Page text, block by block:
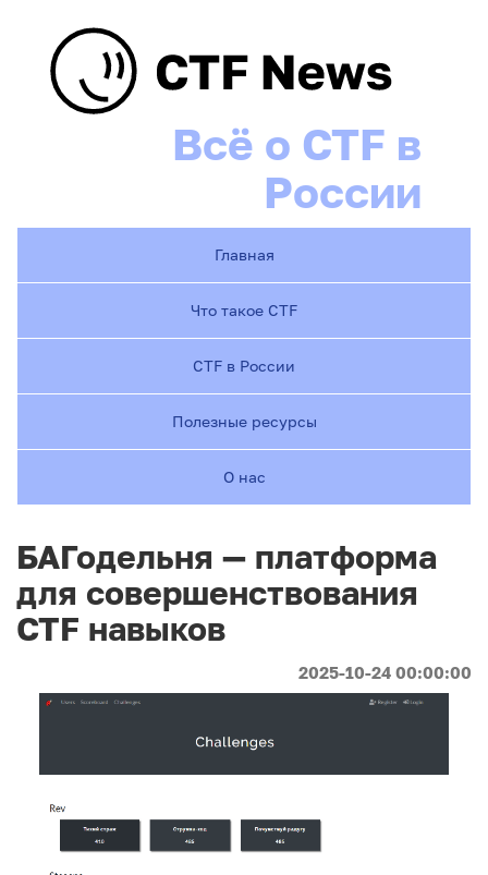
Всё о CTF в
России
Главная
Что такое CTF
CTF в России
Полезные ресурсы
О нас
БАГодельня — платформа
для совершенствования
CTF навыков
2025-10-24 00:00:00